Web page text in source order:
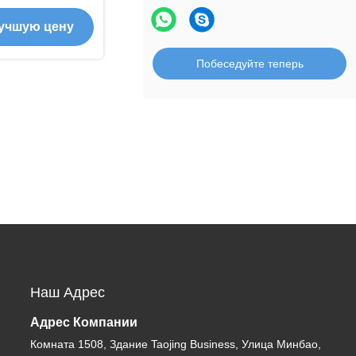
Побеседуйте теперь
Дымный
Мобильный
цену
Наш Адрес
Адрес Компании
Комната 1508, Здание Taojing Business, Улица Минбао,